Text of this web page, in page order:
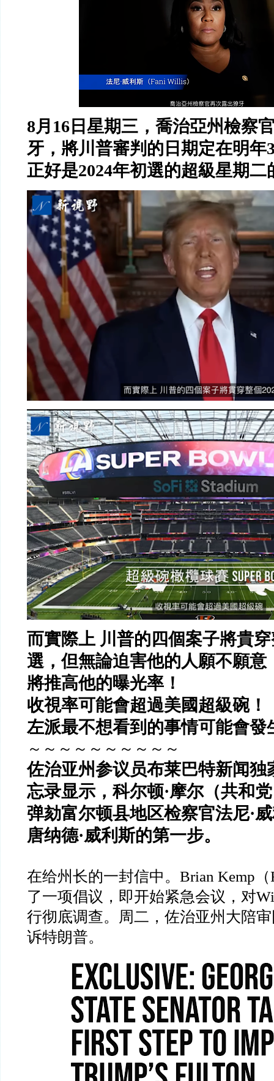
8月 16 日星期三，喬治亞州檢察
牙，將川普審判的日期定在明年
正好是2024年初選的超級星期二
而實際上 川普的四個案子將貴
選，但無論迫害他的人願不願意
將推高他的曝光率！
收視率可能會超過美國超級碗！
左派最不想看到的事情可能會發
～～～～～～～～～～
佐治亚州参议员布莱巴特新闻独
忘录显示，科尔顿·摩尔（共和
弹劾富尔顿县地区检察官法尼·
唐纳德·威利斯的第一步。
在给州长的一封信中。 Brian Kemp （
了一项倡议，即开始紧急会议，对
行彻底调查。周二，佐治亚州大陪
诉特朗普。